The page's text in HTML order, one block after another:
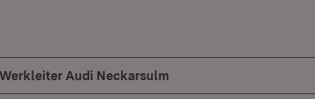
Audi Neckarsulm